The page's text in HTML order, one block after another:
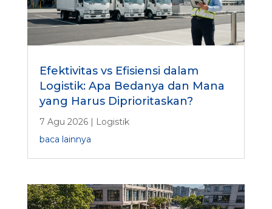
Efektivitas vs Efisiensi dalam
Logistik: Apa Bedanya dan Mana
yang Harus Diprioritaskan?
7 Agu 2026|
Logistik
baca lainnya